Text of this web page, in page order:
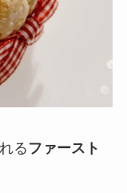
る ファースト